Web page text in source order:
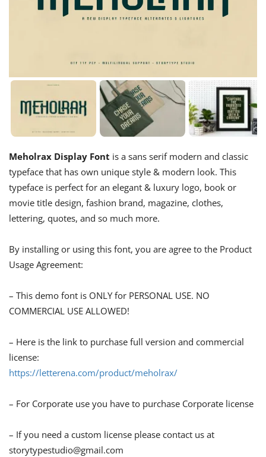
Meholrax Display Font is a sans serif modern and classic
typeface that has own unique style & modern look. This
typeface is perfect for an elegant & luxury logo, book or
movie title design, fashion brand, magazine, clothes,
lettering, quotes, and so much more.
By installing or using this font, you are agree to the Product
Usage Agreement:
– This demo font is ONLY for PERSONAL USE. NO
COMMERCIAL USE ALLOWED!
– Here is the link to purchase full version and commercial
license:
https://letterena.com/product/meholrax/
– For Corporate use you have to purchase Corporate license
– If you need a custom license please contact us at
storytypestudio@gmail.com